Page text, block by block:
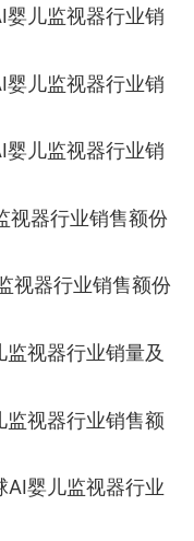
儿监视器行业销
儿监视器行业销
儿监视器行业销
视器行业销售额份
视器行业销售额份
视器行业销量及
视器行业销售额
婴儿监视器行业